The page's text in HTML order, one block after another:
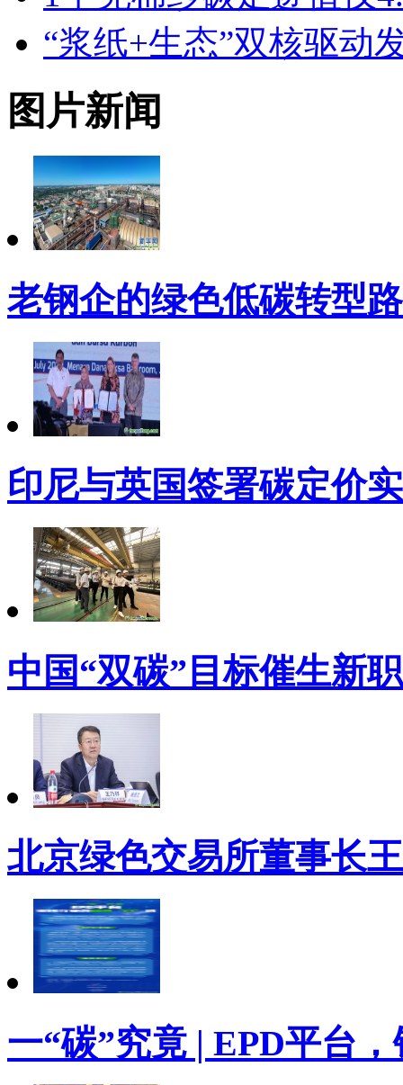
“浆纸+生态”双核驱动
图片新闻
老钢企的绿色低碳转型路
印尼与英国签署碳定价
中国“双碳”目标催生新
北京绿色交易所董事长
一“碳”究竟 | EPD平台